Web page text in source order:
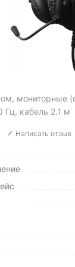
мониторные
Гц, кабель 2.1 м
Написать отзыв